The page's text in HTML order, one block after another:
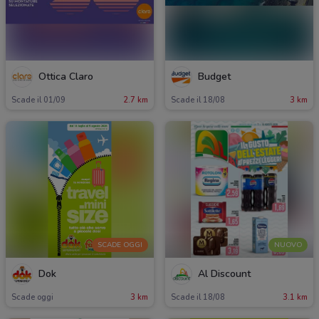
Ottica Claro
Scade il 01/09 2.7 km
Budget
Scade il 18/08 3 km
SCADE OGGI
Dok
Scade oggi 3 km
NUOVO
Al Discount
Scade il 18/08 3.1 km